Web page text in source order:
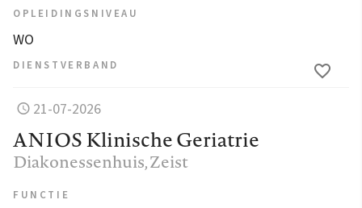
OPLEIDINGSNIVEAU
WO
DIENSTVERBAND
21-07-2026
ANIOS Klinische Geriatrie
Diakonessenhuis, Zeist
FUNCTIE